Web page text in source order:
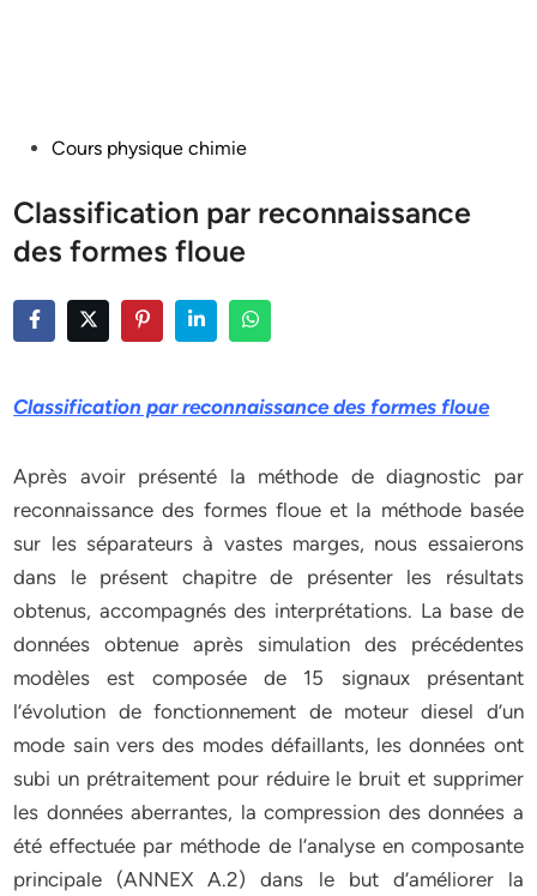
PostedCours physique chimie
Classification par reconnaissance
des formes floue
Classification par reconnaissance des formes floue
Après avoir présenté la méthode de diagnostic par
reconnaissance des formes floue et la méthode basée
sur les séparateurs à vastes marges, nous essaierons
dans le présent chapitre de présenter les résultats
obtenus, accompagnés des interprétations. La base de
données obtenue après simulation des précédentes
modèles est composée de 15 signaux présentant
l’évolution de fonctionnement de moteur diesel d’un
mode sain vers des modes défaillants, les données ont
subi un prétraitement pour réduire le bruit et supprimer
les données aberrantes, la compression des données a
été effectuée par méthode de l’analyse en composante
principale (ANNEX A.2) dans le but d’améliorer la